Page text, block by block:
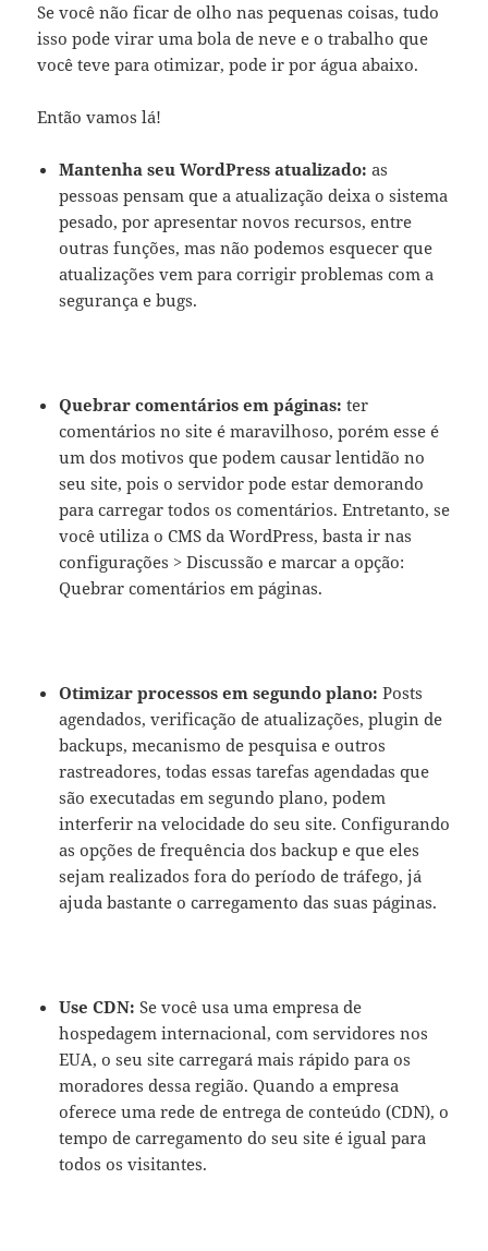
Se você não ficar de olho nas pequenas coisas, tudo
isso pode virar uma bola de neve e o trabalho que
você teve para otimizar, pode ir por água abaixo.
Então vamos lá!
Mantenha seu WordPress atualizado:as
pessoas pensam que a atualização deixa o sistema
pesado, por apresentar novos recursos, entre
outras funções, mas não podemos esquecer que
atualizações vem para corrigir problemas com a
segurança e bugs.
Quebrar comentários em páginas: ter
comentários no site é maravilhoso, porém esse é
um dos motivos que podem causar lentidão no
seu site, pois o servidor pode estar demorando
para carregar todos os comentários. Entretanto, se
você utiliza o CMS da WordPress, basta ir nas
configurações > Discussão e marcar a opção:
Quebrar comentários em páginas.
Otimizar processos em segundo plano: Posts
agendados, verificação de atualizações, plugin de
backups, mecanismo de pesquisa e outros
rastreadores, todas essas tarefas agendadas que
são executadas em segundo plano, podem
interferir na velocidade do seu site. Configurando
as opções de frequência dos backup e que eles
sejam realizados fora do período de tráfego, já
ajuda bastante o carregamento das suas páginas.
Use CDN:Se você usa uma empresa de
hospedagem internacional, com servidores nos
EUA, o seu site carregará mais rápido para os
moradores dessa região. Quando a empresa
oferece uma rede de entrega de conteúdo (CDN), o
tempo de carregamento do seu site é igual para
todos os visitantes.